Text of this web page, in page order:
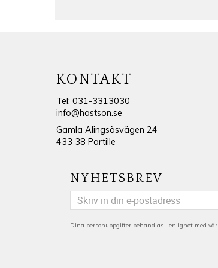
KONTAKT
Tel: 031-3313030
info@hastson.se
Gamla Alingsåsvägen 24
433 38 Partille
NYHETSBREV
Dina personuppgifter behandlas i enlighet med vår